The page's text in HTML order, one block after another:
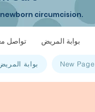
circumcision.
تواصل بوابة المريض
بوابة New Page